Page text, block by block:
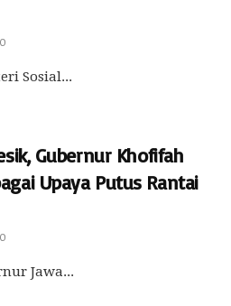
0
Sosial...
Gubernur Khofifah
Upaya Putus Rantai
0
Jawa...